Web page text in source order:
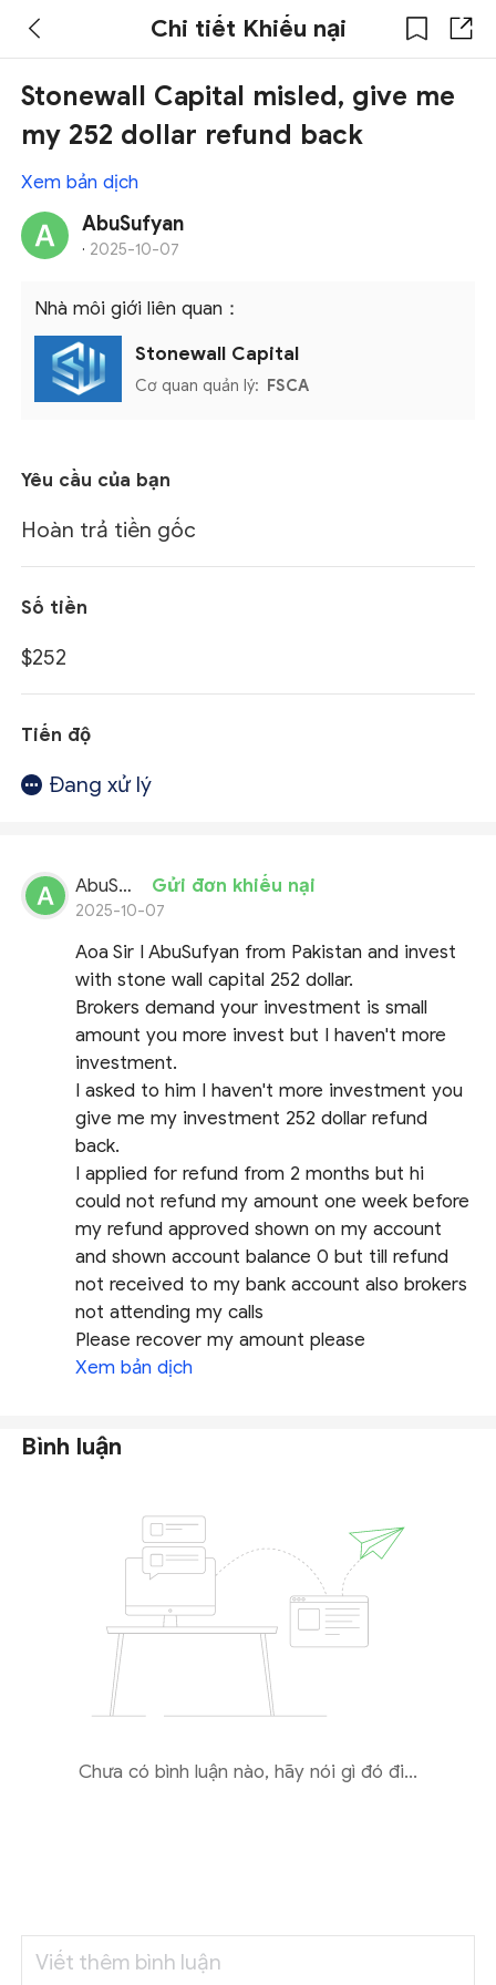
Chi tiết Khiếu nại
Stonewall Capital misled, give me
my 252 dollar refund back
Xem bản dịch
AbuSufyan
· 2025-10-07
Nhà môi giới liên quan：
Stonewall Capital
Cơ quan quản lý: FSCA
Yêu cầu của bạn
Hoàn trả tiền gốc
Số tiền
$252
Tiến độ
Đang xử lý
AbuSufyan Gửi đơn khiếu nại
2025-10-07
Aoa Sir I AbuSufyan from Pakistan and invest
with stone wall capital 252 dollar.
Brokers demand your investment is small
amount you more invest but I haven't more
investment.
I asked to him I haven't more investment you
give me my investment 252 dollar refund
back.
I applied for refund from 2 months but hi
could not refund my amount one week before
my refund approved shown on my account
and shown account balance 0 but till refund
not received to my bank account also brokers
not attending my calls
Please recover my amount please
Xem bản dịch
Bình luận
Chưa có bình luận nào, hãy nói gì đó đi...